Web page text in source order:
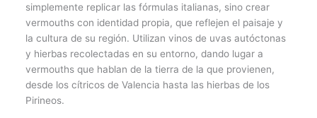
simplemente replicar las fórmulas italianas, sino crear
vermouths con identidad propia, que reflejen el paisaje y
la cultura de su región. Utilizan vinos de uvas autóctonas
y hierbas recolectadas en su entorno, dando lugar a
vermouths que hablan de la tierra de la que provienen,
desde los cítricos de Valencia hasta las hierbas de los
Pirineos.